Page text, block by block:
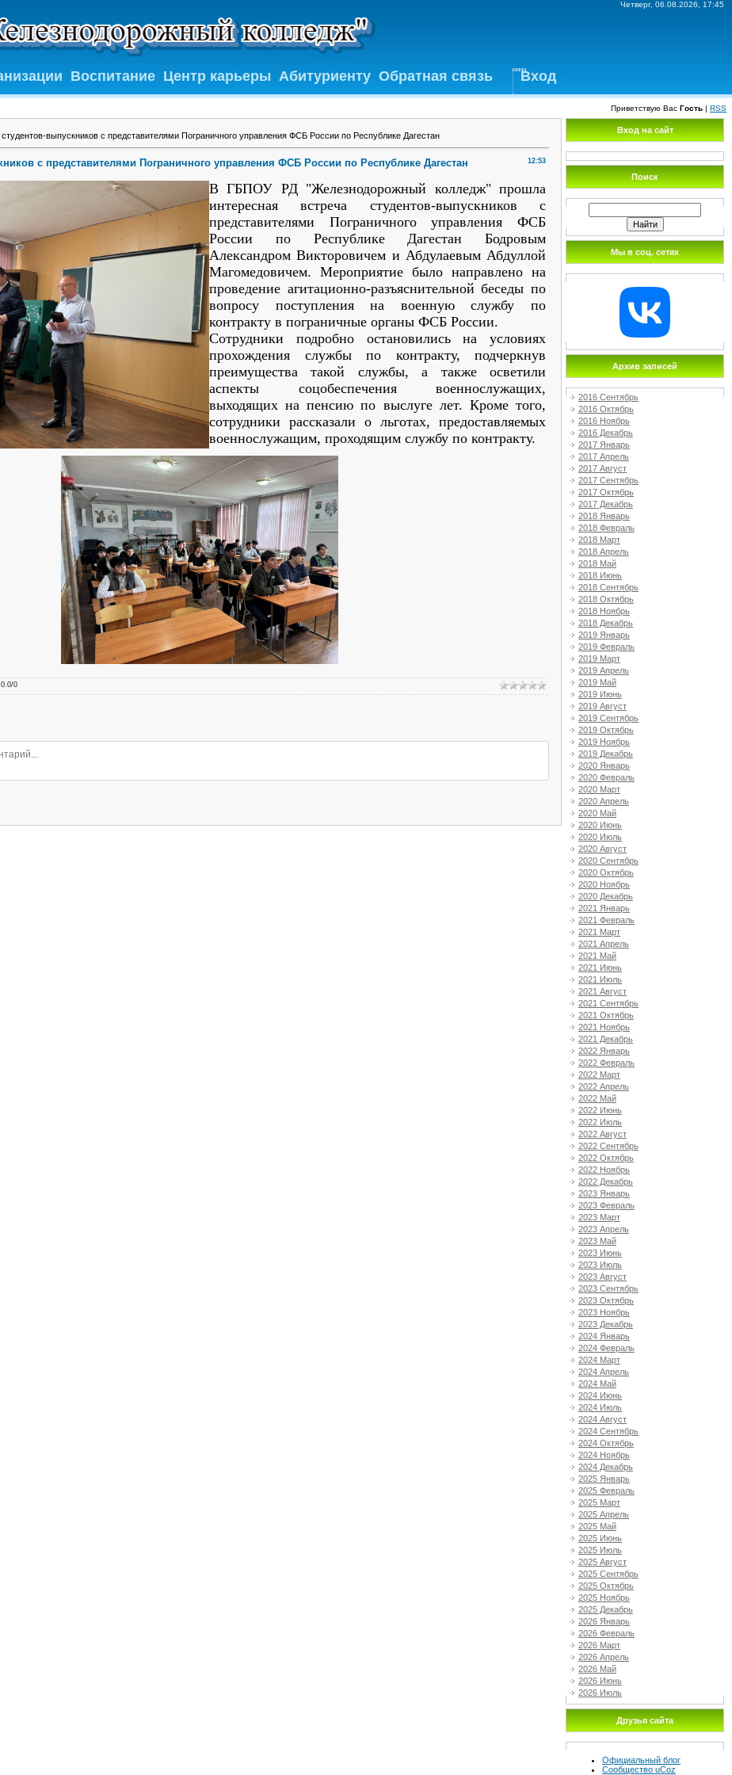
Четверг, 06.08.2026, 17:45
Воспитание Центр карьеры Абитуриенту Обратная связь Вход
Приветствую Вас Гость | RSS
выпускников с представителями Пограничного управления ФСБ России по Республике Дагестан
12:53
с представителями Пограничного управления ФСБ России по Республике Дагестан
В ГБПОУ РД "Железнодорожный колледж" прошла
интересная встреча студентов-выпускников с
представителями Пограничного управления ФСБ
России по Республике Дагестан Бодровым
Александром Викторовичем и Абдулаевым Абдуллой
Магомедовичем. Мероприятие было направлено на
проведение агитационно-разъяснительной беседы по
вопросу поступления на военную службу по
контракту в пограничные органы ФСБ России.
Сотрудники подробно остановились на условиях
прохождения службы по контракту, подчеркнув
преимущества такой службы, а также осветили
аспекты соцобеспечения военнослужащих,
выходящих на пенсию по выслуге лет. Кроме того,
сотрудники рассказали о льготах, предоставляемых
военнослужащим, проходящим службу по контракту.
0.0/0
Вход на сайт
Поиск
Мы в соц. сетях
Архив записей
2016 Сентябрь
2016 Октябрь
2016 Ноябрь
2016 Декабрь
2017 Январь
2017 Апрель
2017 Август
2017 Сентябрь
2017 Октябрь
2017 Декабрь
2018 Январь
2018 Февраль
2018 Март
2018 Апрель
2018 Май
2018 Июнь
2018 Сентябрь
2018 Октябрь
2018 Ноябрь
2018 Декабрь
2019 Январь
2019 Февраль
2019 Март
2019 Апрель
2019 Май
2019 Июнь
2019 Август
2019 Сентябрь
2019 Октябрь
2019 Ноябрь
2019 Декабрь
2020 Январь
2020 Февраль
2020 Март
2020 Апрель
2020 Май
2020 Июнь
2020 Июль
2020 Август
2020 Сентябрь
2020 Октябрь
2020 Ноябрь
2020 Декабрь
2021 Январь
2021 Февраль
2021 Март
2021 Апрель
2021 Май
2021 Июнь
2021 Июль
2021 Август
2021 Сентябрь
2021 Октябрь
2021 Ноябрь
2021 Декабрь
2022 Январь
2022 Февраль
2022 Март
2022 Апрель
2022 Май
2022 Июнь
2022 Июль
2022 Август
2022 Сентябрь
2022 Октябрь
2022 Ноябрь
2022 Декабрь
2023 Январь
2023 Февраль
2023 Март
2023 Апрель
2023 Май
2023 Июнь
2023 Июль
2023 Август
2023 Сентябрь
2023 Октябрь
2023 Ноябрь
2023 Декабрь
2024 Январь
2024 Февраль
2024 Март
2024 Апрель
2024 Май
2024 Июнь
2024 Июль
2024 Август
2024 Сентябрь
2024 Октябрь
2024 Ноябрь
2024 Декабрь
2025 Январь
2025 Февраль
2025 Март
2025 Апрель
2025 Май
2025 Июнь
2025 Июль
2025 Август
2025 Сентябрь
2025 Октябрь
2025 Ноябрь
2025 Декабрь
2026 Январь
2026 Февраль
2026 Март
2026 Апрель
2026 Май
2026 Июнь
2026 Июль
Друзья сайта
Официальный блог
Сообщество uCoz